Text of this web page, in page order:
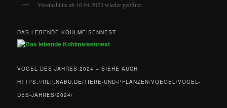
Vereinshütte ab 16.04.2023 wieder geöffnet
DAS LEBENDE KOHLMEISENNEST
VOGEL DES JAHRES 2024 – SIEHE AUCH
HTTPS://RLP.NABU.DE/TIERE-UND-PFLANZEN/VOEGEL/VOGEL-
DES-JAHRES/2024/